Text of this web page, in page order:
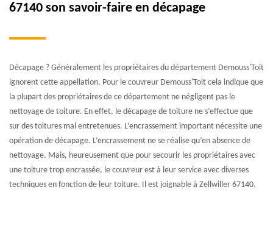
67140 son savoir-faire en décapage
Décapage ? Généralement les propriétaires du département Demouss'Toit
ignorent cette appellation. Pour le couvreur Demouss'Toit cela indique que
la plupart des propriétaires de ce département ne négligent pas le
nettoyage de toiture. En effet, le décapage de toiture ne s’effectue que
sur des toitures mal entretenues. L’encrassement important nécessite une
opération de décapage. L’encrassement ne se réalise qu’en absence de
nettoyage. Mais, heureusement que pour secourir les propriétaires avec
une toiture trop encrassée, le couvreur est à leur service avec diverses
techniques en fonction de leur toiture. Il est joignable à Zellwiller 67140.